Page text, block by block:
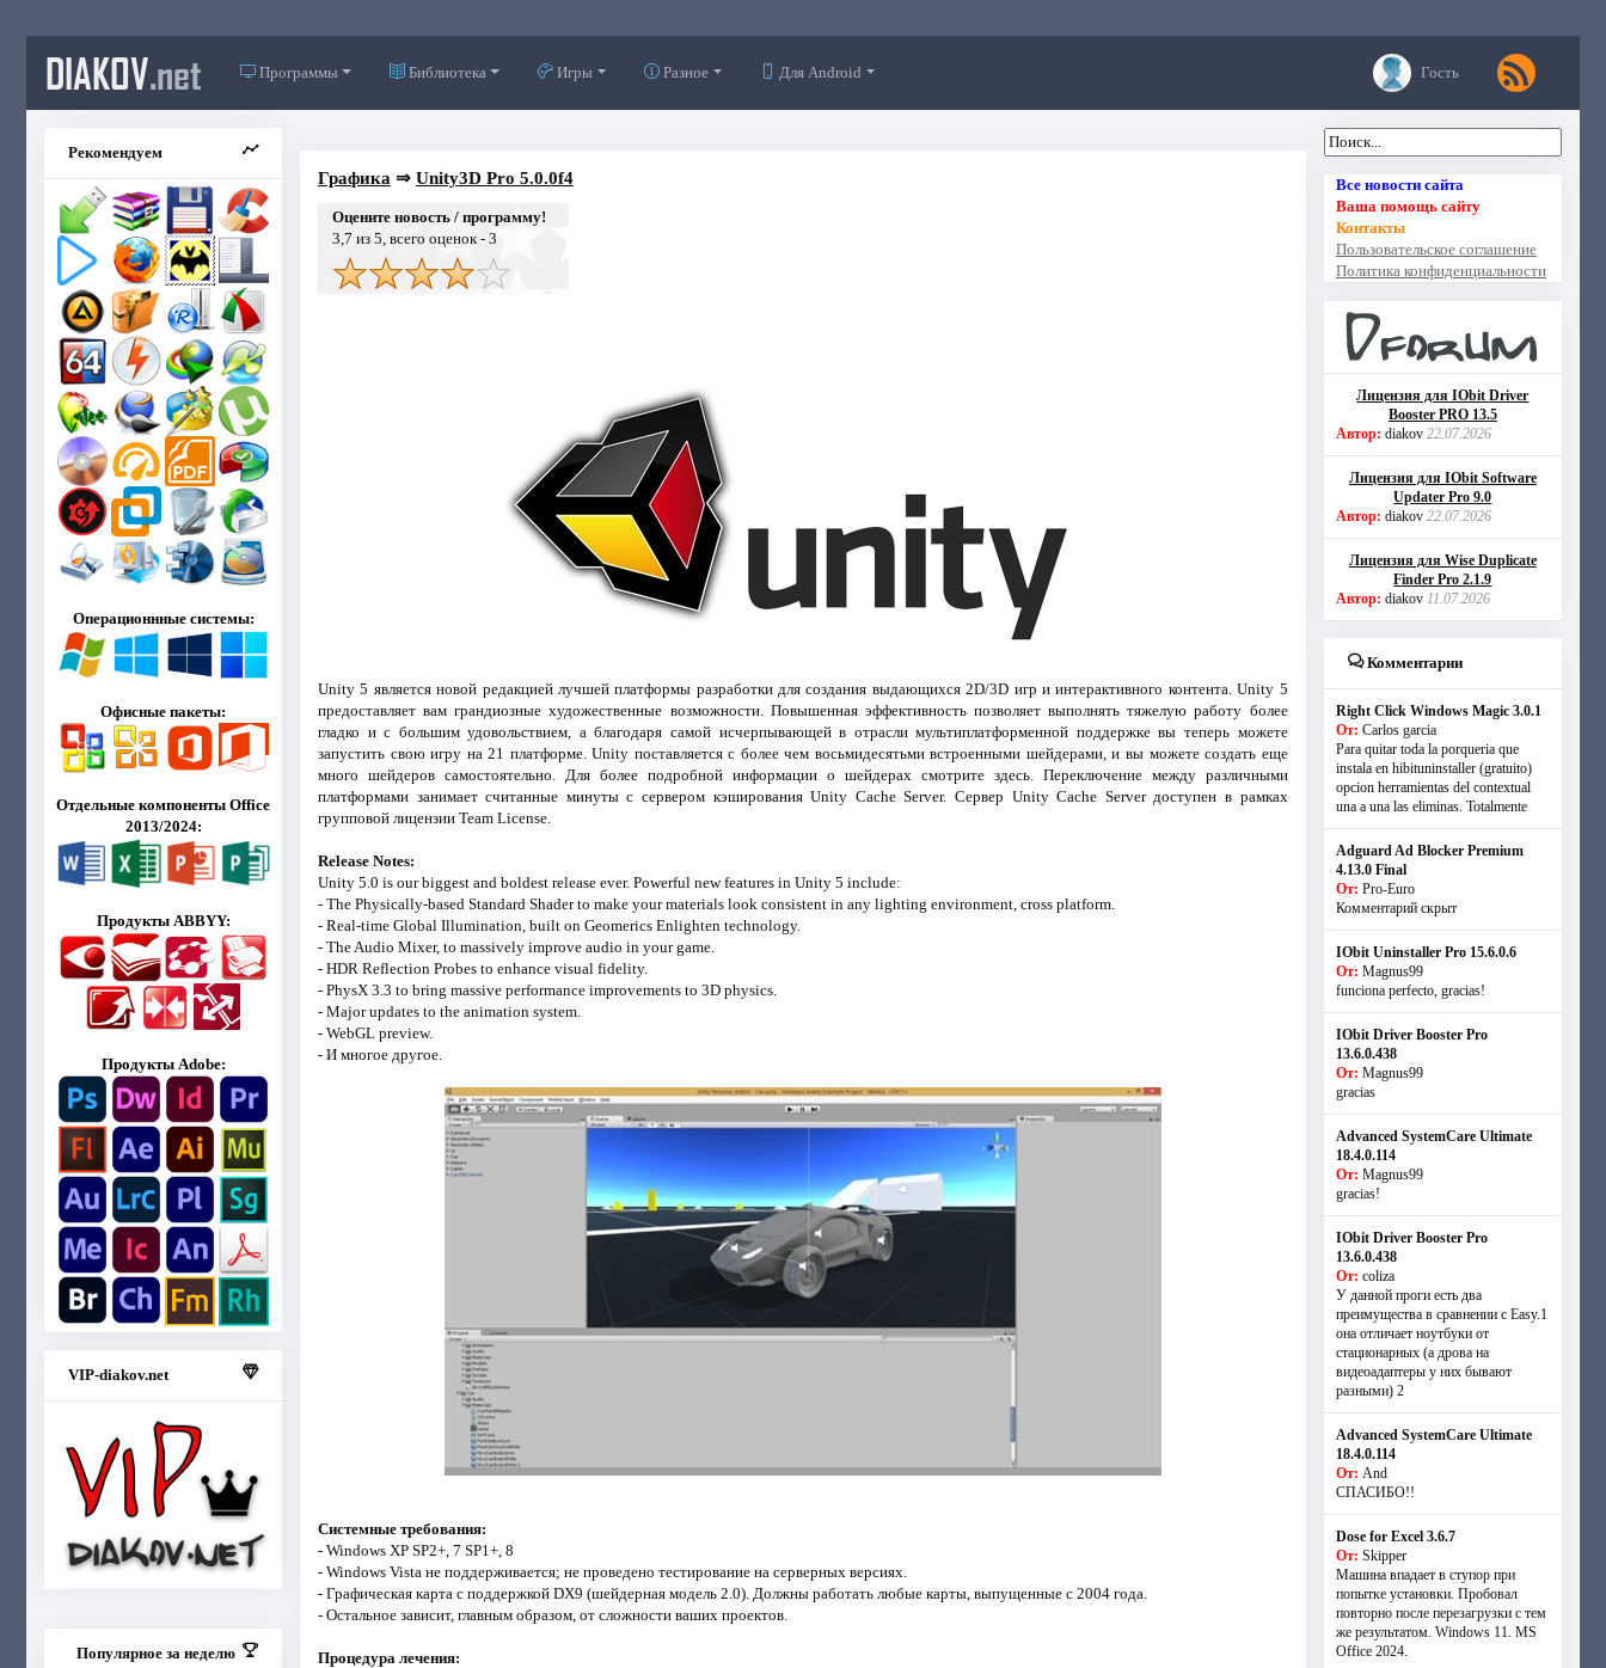
DIAKOV.net Программы Библиотека Игры Разное Для Android Гость
Рекомендуем
Операционнные системы:
Офисные пакеты:
Отдельные компоненты Office
2013/2024:
Продукты ABBYY:
Продукты Adobe:
VIP-diakov.net
Популярное за неделю
Графика ⇒ Unity3D Pro 5.0.0f4
Оцените новость / программу!
3,7 из 5, всего оценок - 3
Unity 5 является новой редакцией лучшей платформы разработки для создания выдающихся 2D/3D игр и интерактивного контента. Unity 5
предоставляет вам грандиозные художественные возможности. Повышенная эффективность позволяет выполнять тяжелую работу более
гладко и с большим удовольствием, а благодаря самой исчерпывающей в отрасли мультиплатформенной поддержке вы теперь можете
запустить свою игру на 21 платформе. Unity поставляется с более чем восьмидесятьми встроенными шейдерами, и вы можете создать еще
много шейдеров самостоятельно. Для более подробной информации о шейдерах смотрите здесь. Переключение между различными
платформами занимает считанные минуты с сервером кэширования Unity Cache Server. Сервер Unity Cache Server доступен в рамках
групповой лицензии Team License.
Release Notes:
Unity 5.0 is our biggest and boldest release ever. Powerful new features in Unity 5 include:
- The Physically-based Standard Shader to make your materials look consistent in any lighting environment, cross platform.
- Real-time Global Illumination, built on Geomerics Enlighten technology.
- The Audio Mixer, to massively improve audio in your game.
- HDR Reflection Probes to enhance visual fidelity.
- PhysX 3.3 to bring massive performance improvements to 3D physics.
- Major updates to the animation system.
- WebGL preview.
- И многое другое.
Системные требования:
- Windows XP SP2+, 7 SP1+, 8
- Windows Vista не поддерживается; не проведено тестирование на серверных версиях.
- Графическая карта с поддержкой DX9 (шейдерная модель 2.0). Должны работать любые карты, выпущенные с 2004 года.
- Остальное зависит, главным образом, от сложности ваших проектов.
Процедура лечения:
Все новости сайта
Ваша помощь сайту
Контакты
Пользовательское соглашение
Политика конфиденциальности
Лицензия для IObit Driver
Booster PRO 13.5
Автор: diakov 22.07.2026
Лицензия для IObit Software
Updater Pro 9.0
Автор: diakov 22.07.2026
Лицензия для Wise Duplicate
Finder Pro 2.1.9
Автор: diakov 11.07.2026
Комментарии
Right Click Windows Magic 3.0.1
От: Carlos garcia
Para quitar toda la porqueria que
instala en hibituninstaller (gratuito)
opcion herramientas del contextual
una a una las eliminas. Totalmente
Adguard Ad Blocker Premium
4.13.0 Final
От: Pro-Euro
Комментарий скрыт
IObit Uninstaller Pro 15.6.0.6
От: Magnus99
funciona perfecto, gracias!
IObit Driver Booster Pro
13.6.0.438
От: Magnus99
gracias
Advanced SystemCare Ultimate
18.4.0.114
От: Magnus99
gracias!
IObit Driver Booster Pro
13.6.0.438
От: coliza
У данной проги есть два
преимущества в сравнении с Easy.1
она отличает ноутбуки от
стационарных (а дрова на
видеоадаптеры у них бывают
разными) 2
Advanced SystemCare Ultimate
18.4.0.114
От: And
СПАСИБО!!
Dose for Excel 3.6.7
От: Skipper
Машина впадает в ступор при
попытке установки. Пробовал
повторно после перезагрузки с тем
же результатом. Windows 11. MS
Offiсe 2024.